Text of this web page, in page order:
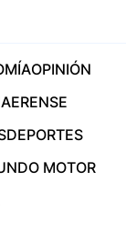
OPINIÓN
DEPORTES
MOTOR